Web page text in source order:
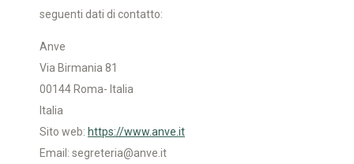
seguenti dati di contatto:
Anve
Via Birmania 81
00144 Roma- Italia
Italia
Sito web: https://www.anve.it
Email: segreteria@anve.it